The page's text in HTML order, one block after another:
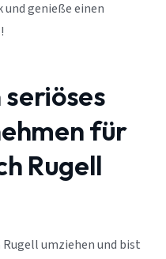
genieße einen
für
Rugell
umziehen und bist